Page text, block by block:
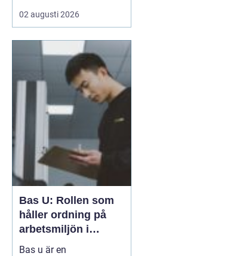
hobbyprojekt i
verkstaden till
sågverk och hyvlerier.
Ytan på virket,
maskinens effektivitet
02 augusti 2026
Bas U: Rollen som
håller ordning på
arbetsmiljön i
byggprojekt
Bas u är en